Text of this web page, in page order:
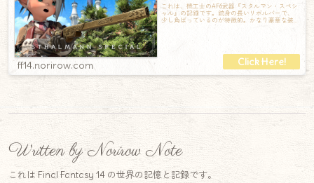
これは、機工士のAF6武器『スタルマン・スペシ
ャル』の記録です。銃身の長いリボルバーで、
少し角ばっているのが特徴的。かなり豪華な装
飾が施されています。シリンダーの内側が
ff14.norirow.com
Written by Norirow Note
これは Final Fantasy 14 の世界の記憶と記録です。